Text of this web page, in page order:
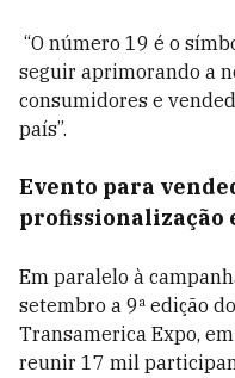
“O número 19 é o
seguir aprimorando a
consumidores e
país”.
Evento para
profissionalização
Em paralelo à
setembro a 9ª edição
Transamerica Expo,
reunir 17 mil